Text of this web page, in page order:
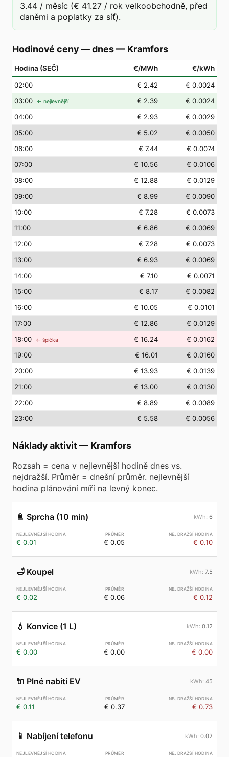
3.44 / měsíc (€ 41.27 / rok velkoobchodně, před
daněmi a poplatky za síť).
Hodinové ceny — dnes— Kramfors
Hodina (SEČ) €/MWh €/kWh
02:00 € 2.42
€ 0.0024
03:00 ← nejlevnější € 2.39
€ 0.0024
04:00 € 2.93
€ 0.0029
05:00 € 5.02
€ 0.0050
06:00 € 7.44
€ 0.0074
07:00 € 10.56
€ 0.0106
08:00 € 12.88
€ 0.0129
09:00 € 8.99
€ 0.0090
10:00 € 7.28
€ 0.0073
11:00 € 6.86
€ 0.0069
12:00 € 7.28
€ 0.0073
13:00 € 6.93
€ 0.0069
14:00 € 7.10
€ 0.0071
15:00 € 8.17
€ 0.0082
16:00 € 10.05
€ 0.0101
17:00 € 12.86
€ 0.0129
18:00 ← špička € 16.24
€ 0.0162
19:00 € 16.01
€ 0.0160
20:00 € 13.93
€ 0.0139
21:00 € 13.00
€ 0.0130
22:00 € 8.89
€ 0.0089
23:00 € 5.58 € 0.0056
Náklady aktivit— Kramfors
Rozsah = cena v nejlevnější hodině dnes vs.
nejdražší. Průměr = dnešní průměr. nejlevnější
hodina plánování míří na levný konec.
🚿 Sprcha (10 min) 6
€ 0.01 € 0.05 € 0.10
🛁 Koupel 7.5
€ 0.02 € 0.06 € 0.12
💧 Konvice (1 L) 0.12
€ 0.00 € 0.00 € 0.00
🔌 Plné nabití EV 45
€ 0.11 € 0.37 € 0.73
📱 Nabíjení telefonu 0.02